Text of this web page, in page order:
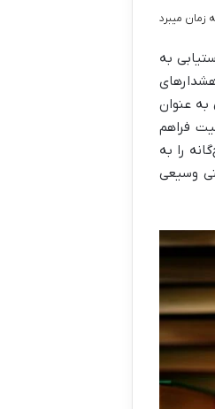
به
عنوان
فراهم
را به
وسیعی